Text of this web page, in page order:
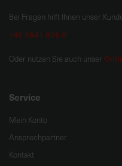
Bei Fragen hilft Ihnen unser
+49 4541 806 0
Oder nutzen Sie auch unser
Service
Mein Konto
Ansprechpartner
Kontakt